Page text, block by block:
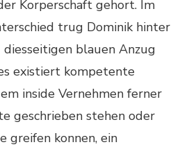
Korperschaft gehort. Im
trug Dominik hinter
blauen Anzug
existiert kompetente
inside Vernehmen ferner
geschrieben stehen oder
greifen konnen, ein